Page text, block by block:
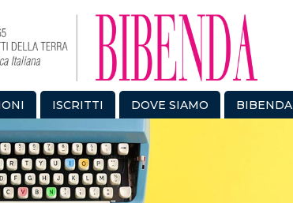
ISCRITTI DOVE SIAMO BIBENDA